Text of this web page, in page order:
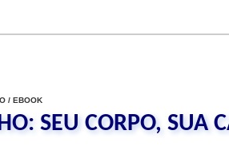
/ EBOOK
SEU CORPO, SUA